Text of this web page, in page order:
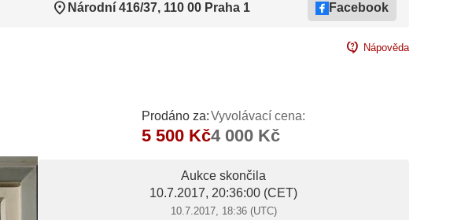
location_on Národní 416/37, 110 00 Praha 1 Facebook
contact_support Nápověda
Prodáno za:
5 500 Kč
Vyvolávací cena:
4 000 Kč
Aukce skončila
10.7.2017, 20:36:00 (CET)
10.7.2017, 18:36 (UTC)